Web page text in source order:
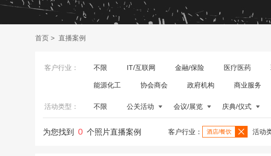
首页 > 直播案例
客户行业： 不限 IT/互联网 金融/保险 医疗医药
能源化工 协会商会 政府机构 商业服务
活动类型： 不限 公关活动 会议/展览 庆典/仪式
为您找到 0 个照片直播案例 客户行业： 酒店/餐饮 活动